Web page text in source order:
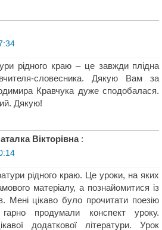
рідного краю – це завжди плідна
словесника. Дякую Вам за
Кравчука дуже сподобалася.
Дякую!
Вікторівна :
рідного краю. Це уроки, на яких
матеріалу, а познайомитися із
Мені цікаво було прочитати поезію
продумали конспект уроку.
додаткової літератури. Урок